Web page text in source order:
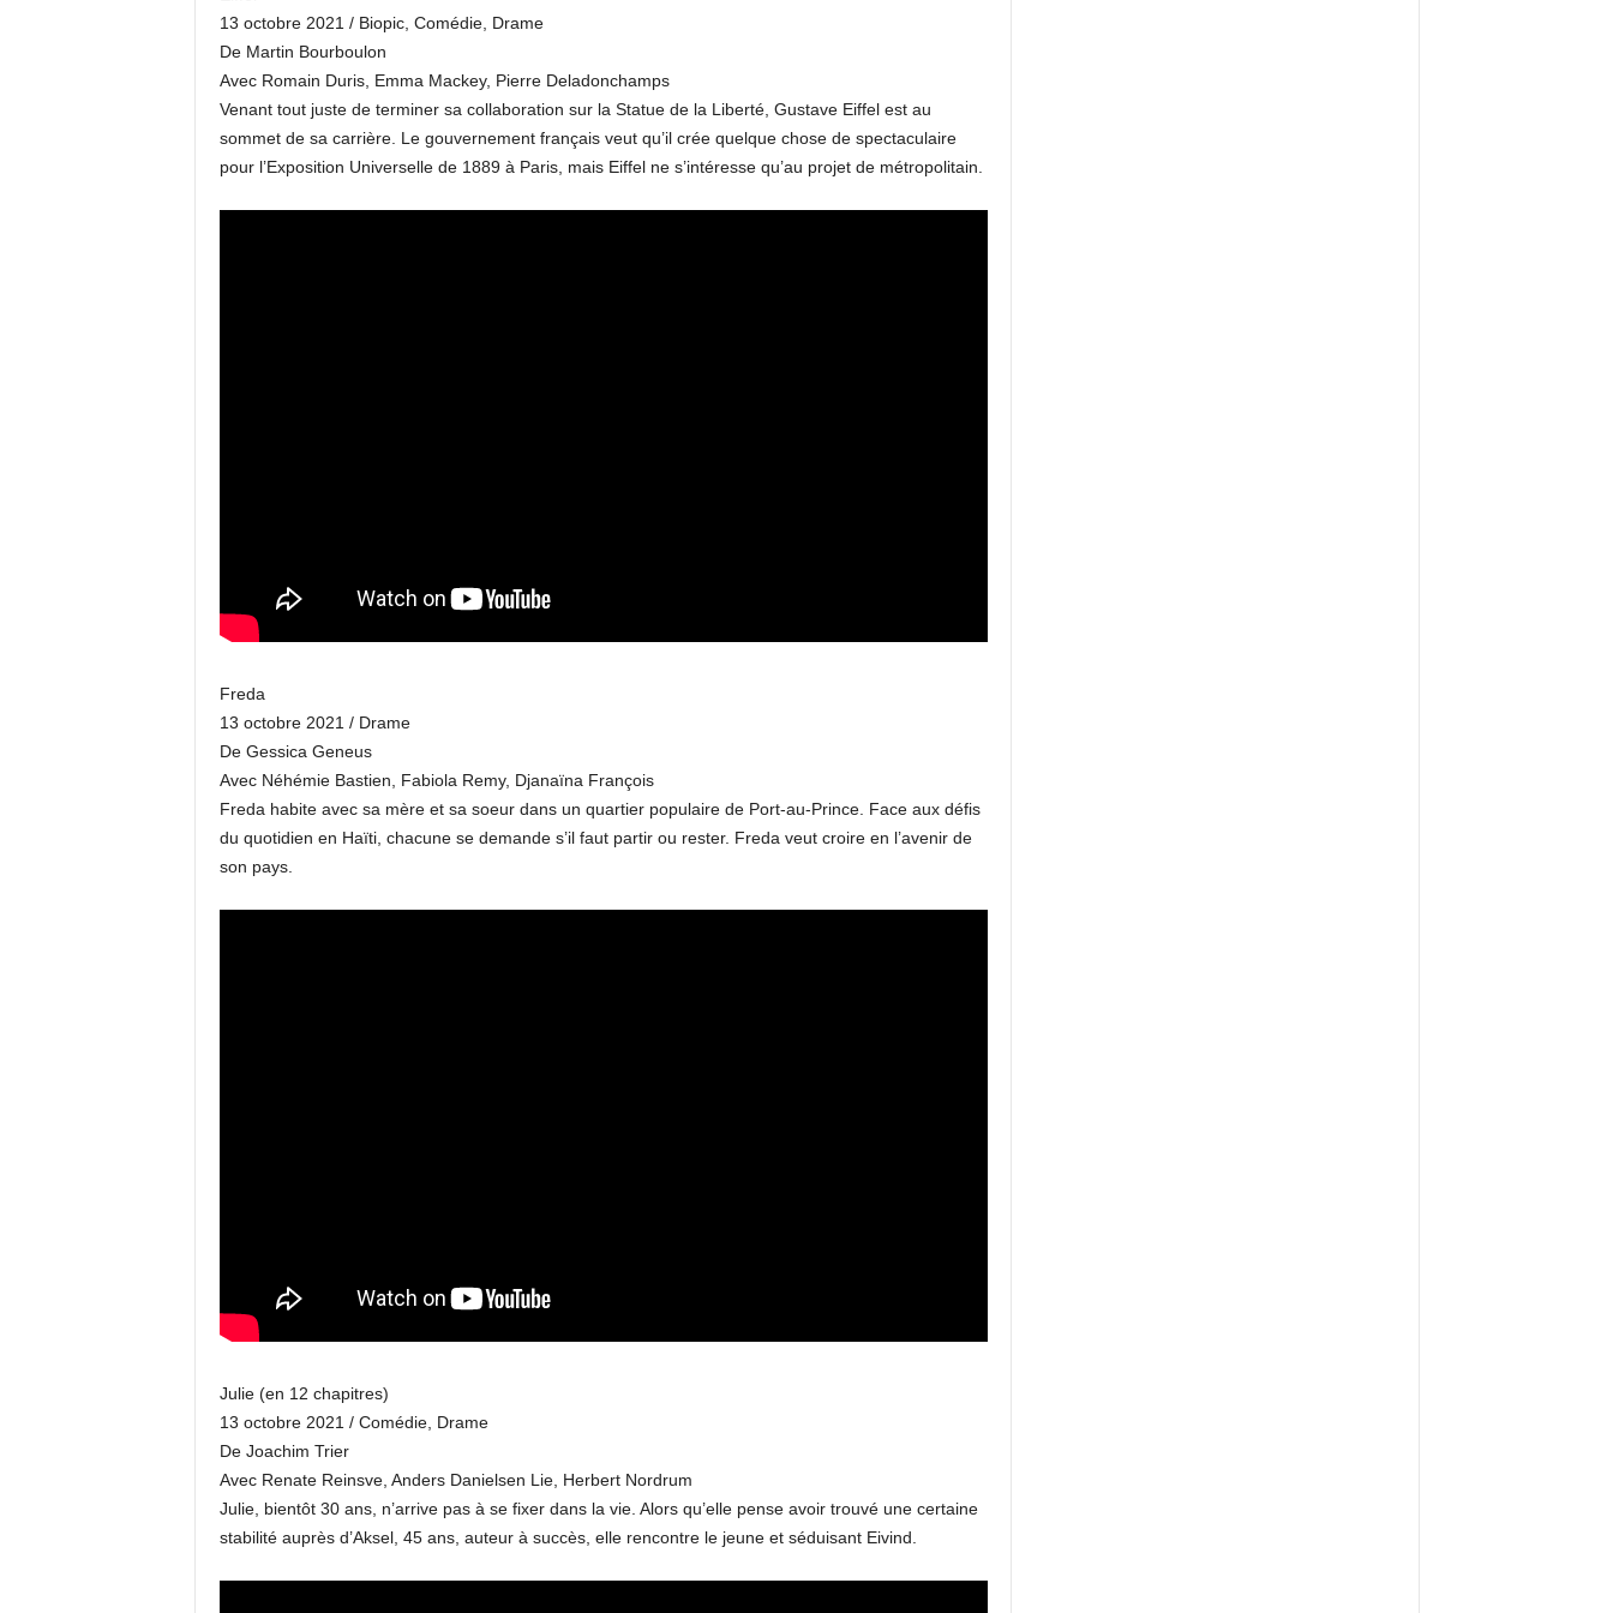
13 octobre 2021 / Biopic, Comédie, Drame
De Martin Bourboulon
Avec Romain Duris, Emma Mackey, Pierre Deladonchamps
Venant tout juste de terminer sa collaboration sur la Statue de la Liberté, Gustave Eiffel est au
sommet de sa carrière. Le gouvernement français veut qu’il crée quelque chose de spectaculaire
pour l’Exposition Universelle de 1889 à Paris, mais Eiffel ne s’intéresse qu’au projet de métropolitain.
Freda
13 octobre 2021 / Drame
De Gessica Geneus
Avec Néhémie Bastien, Fabiola Remy, Djanaïna François
Freda habite avec sa mère et sa soeur dans un quartier populaire de Port-au-Prince. Face aux défis
du quotidien en Haïti, chacune se demande s’il faut partir ou rester. Freda veut croire en l’avenir de
son pays.
Julie (en 12 chapitres)
13 octobre 2021 / Comédie, Drame
De Joachim Trier
Avec Renate Reinsve, Anders Danielsen Lie, Herbert Nordrum
Julie, bientôt 30 ans, n’arrive pas à se fixer dans la vie. Alors qu’elle pense avoir trouvé une certaine
stabilité auprès d’Aksel, 45 ans, auteur à succès, elle rencontre le jeune et séduisant Eivind.